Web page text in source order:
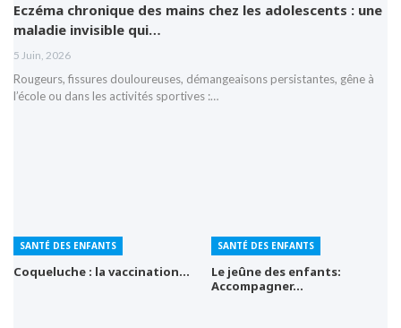
Eczéma chronique des mains chez les adolescents : une
maladie invisible qui…
5 Juin, 2026
Rougeurs, fissures douloureuses, démangeaisons persistantes, gêne à
l’école ou dans les activités sportives :…
SANTÉ DES ENFANTS
Coqueluche : la vaccination…
SANTÉ DES ENFANTS
Le jeûne des enfants:
Accompagner…